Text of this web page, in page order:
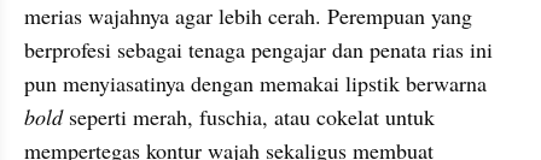
merias wajahnya agar lebih cerah. Perempuan yang
berprofesi sebagai tenaga pengajar dan penata rias ini
bold seperti merah, fuschia, atau cokelat untuk
mempertegas kontur wajah sekaligus membuat